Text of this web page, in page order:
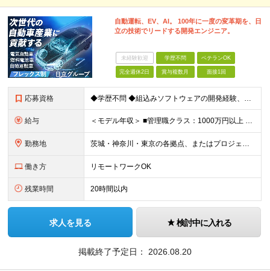
自動運転、EV、AI。 100年に一度の変革期を、日
立の技術でリードする開発エンジニア。
未経験歓迎 学歴不問 ベテランOK
完全週休2日 賞与複数月 面接1回
応募資格 ◆学歴不問 ◆組込みソフトウェアの開発経験、またはモデルベース開発の知見をお持ちの方 ≪以下のいずれかの経験・スキルを歓迎します≫ ◆C、C++を用いた組込み開発経験 ┗ 車載系に限らず、民生機器や
給与 ＜モデル年収＞ ■管理職クラス：1000万円以上 ■主任クラス：550万円以上 ■担当者クラス：430万円以上 月給25万円～＋賞与（年2回）＋各種手当 ※経験・能力などを考慮のうえ、当社規定により
勤務地 茨城・神奈川・東京の各拠点、またはプロジェクト先（メーカー常駐 ※リモートワーク（在宅勤務）可能な案件も多数あります。 ※希望を考慮いたします ◆勝田事業所：茨城県ひたちなか市堀口832-2 ◆
働き方 リモートワークOK
残業時間 20時間以内
求人を見る 検討中に入れる
掲載終了予定日： 2026.08.20